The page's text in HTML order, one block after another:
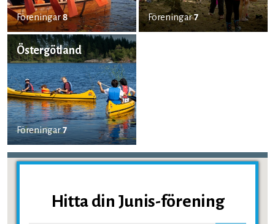
Föreningar8 Föreningar7
Östergötland
Föreningar7
Hitta din Junis-förening